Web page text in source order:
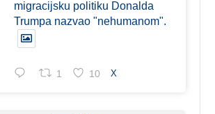
migracijsku politiku Donalda
Trumpa nazvao "nehumanom".
1 10 X